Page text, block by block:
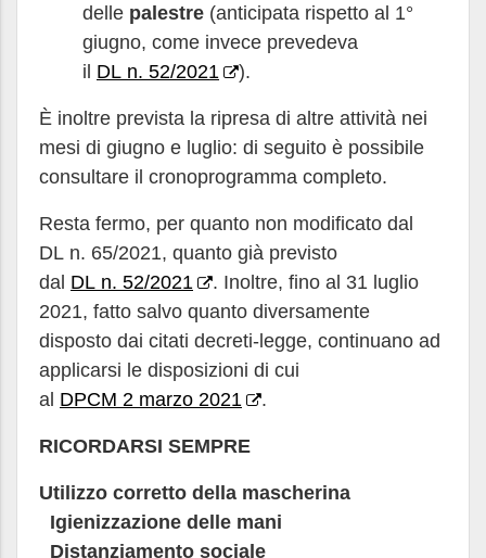
delle palestre (anticipata rispetto al 1°
giugno, come invece prevedeva
il DL n. 52/2021 ).
È inoltre prevista la ripresa di altre attività nei
mesi di giugno e luglio: di seguito è possibile
consultare il cronoprogramma completo.
Resta fermo, per quanto non modificato dal
DL n. 65/2021, quanto già previsto
dal DL n. 52/2021
. Inoltre, fino al 31 luglio
2021, fatto salvo quanto diversamente
disposto dai citati decreti-legge, continuano ad
applicarsi le disposizioni di cui
al DPCM 2 marzo 2021 .
RICORDARSI SEMPRE
Utilizzo corretto della mascherina
Igienizzazione delle mani
Distanziamento sociale